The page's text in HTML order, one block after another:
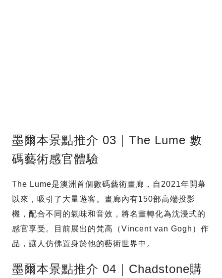
墨爾本景點推介 03｜The Lume 數
碼藝術感官體驗
The Lume是澳洲首個數碼藝術畫廊，自2021年開幕
以來，吸引了大量遊客。畫廊內有150部高端投影
機，配合不同的氣味和音效，將名畫轉化為沈浸式的
感官享受。目前展出的梵高（Vincent van Gogh）作
品，讓人仿佛置身於他的藝術世界中。
墨爾本景點推介 04｜Chadstone購